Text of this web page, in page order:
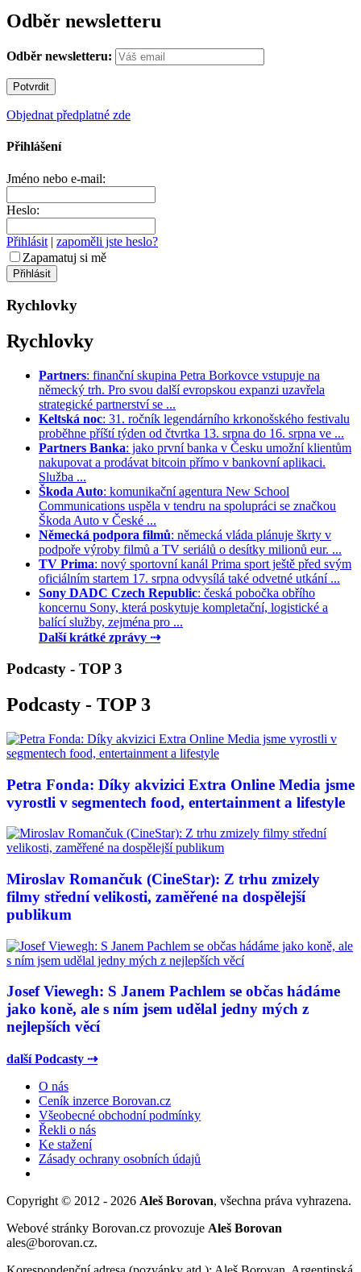
Odběr newsletteru
Odběr newsletteru:
Objednat předplatné zde
Přihlášení
Jméno nebo e-mail:
Heslo:
Přihlásit | zapoměli jste heslo?
Zapamatuj si mě
Rychlovky
Rychlovky
Partners: finanční skupina Petra Borkovce vstupuje na
německý trh. Pro svou další evropskou expanzi uzavřela
strategické partnerství se ...
Keltská noc: 31. ročník legendárního krkonošského festivalu
proběhne příští týden od čtvrtka 13. srpna do 16. srpna ve ...
Partners Banka: jako první banka v Česku umožní klientům
nakupovat a prodávat bitcoin přímo v bankovní aplikaci.
Služba ...
Škoda Auto: komunikační agentura New School
Communications uspěla v tendru na spolupráci se značkou
Škoda Auto v České ...
Německá podpora filmů: německá vláda plánuje škrty v
podpoře výroby filmů a TV seriálů o desítky milionů eur. ...
TV Prima: nový sportovní kanál Prima sport ještě před svým
oficiálním startem 17. srpna odvysílá také odvetné utkání ...
Sony DADC Czech Republic: česká pobočka obřího
koncernu Sony, která poskytuje kompletační, logistické a
balící služby, zejména pro ...
Další krátké zprávy ⇢
Podcasty - TOP 3
Podcasty - TOP 3
Petra Fonda: Díky akvizici Extra Online Media jsme
vyrostli v segmentech food, entertainment a lifestyle
Miroslav Romančuk (CineStar): Z trhu zmizely
filmy střední velikosti, zaměřené na dospělejší
publikum
Josef Viewegh: S Janem Pachlem se občas hádáme
jako koně, ale s ním jsem udělal jedny mých z
nejlepších věcí
další Podcasty ⇢
O nás
Ceník inzerce Borovan.cz
Všeobecné obchodní podmínky
Řekli o nás
Ke stažení
Zásady ochrany osobních údajů
Copyright © 2012 - 2026 Aleš Borovan, všechna práva vyhrazena.
Webové stránky Borovan.cz provozuje Aleš Borovan
ales@borovan.cz.